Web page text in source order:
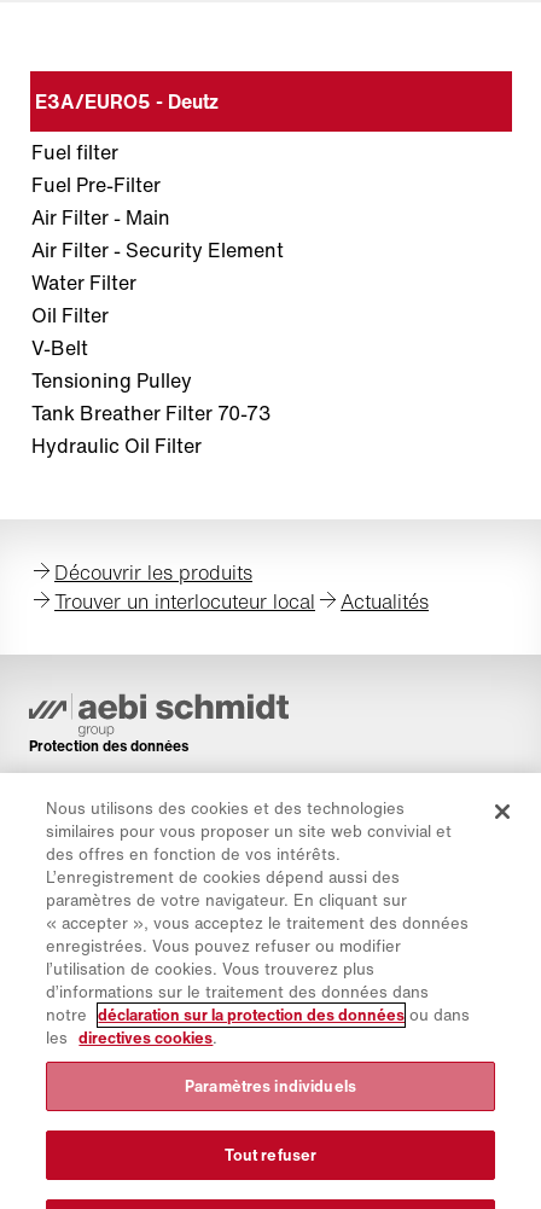
E3A/EURO5 - Deutz
Fuel filter
Fuel Pre-Filter
Air Filter - Main
Air Filter - Security Element
Water Filter
Oil Filter
V-Belt
Tensioning Pulley
Tank Breather Filter 70-73
Hydraulic Oil Filter
Découvrir les produits
Trouver un interlocuteur local
Actualités
Protection des données
Directive cookies
Mentions légales
Avis de non-responsabilité
Newsletter
Pièces de rechange
Espace de téléchargement
Calculateur de CO₂
Calculateur de TCO
Sites & Revendeurs
Aperçu des groupes de produits
Connexion à IntelliOPS
Nous utilisons des cookies et des technologies
similaires pour vous proposer un site web convivial et
des offres en fonction de vos intérêts.
L’enregistrement de cookies dépend aussi des
paramètres de votre navigateur. En cliquant sur
« accepter », vous acceptez le traitement des données
enregistrées. Vous pouvez refuser ou modifier
l’utilisation de cookies. Vous trouverez plus
d’informations sur le traitement des données dans
notre déclaration sur la protection des données ou dans
les directives cookies.
Paramètres individuels
Tout refuser